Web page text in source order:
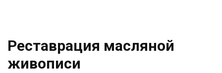
Реставрация масляной
живописи